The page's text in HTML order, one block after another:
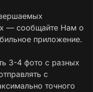
— сообщайте Нам о
приложение.
3-4 фото с разных
с
точного